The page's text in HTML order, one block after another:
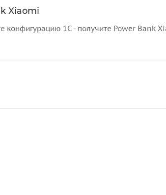
Xiaomi
конфигурацию 1С - получите Power Bank